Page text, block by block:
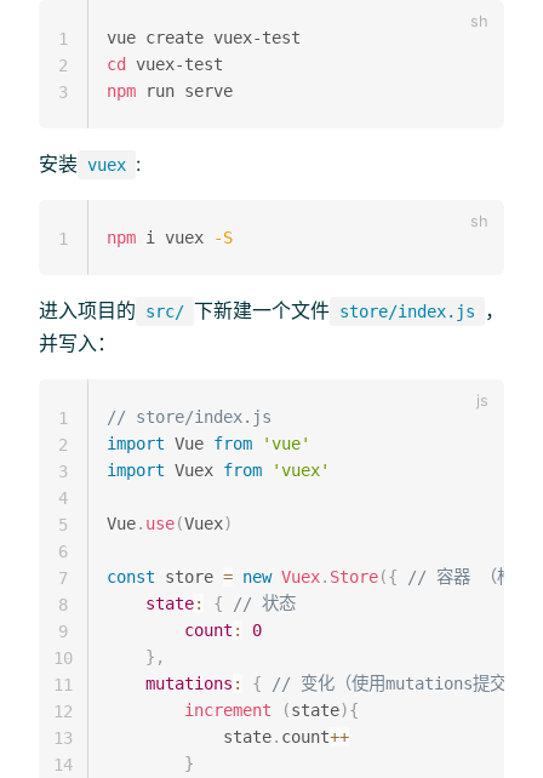
cd
npm
1
2
3
安装 vuex :
npm i vuex -S
1
进入项目的 src/ 下新建一个文件 store/index.js
，
并写入：
// store/index.js
import Vue from
'vue'
import Vuex from 'vuex'
Vue. use(Vuex)
const store = new Vuex. Store({
// 容器 （构造
state: {
// 状态
count :
0
} ,
mutations : {
// 变化（使用mutations提交改变
increment
(state){
            state
. count++
}
1
2
3
4
5
6
7
8
9
10
11
12
13
14